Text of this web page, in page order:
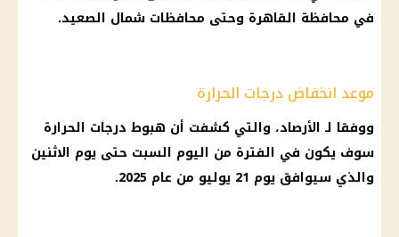
في محافظة القاهرة وحتى محافظات شمال الصعيد.
موعد انخفاض درجات الحرارة
ووفقا لـ الأرصاد، والتي كشفت أن هبوط درجات الحرارة
سوف يكون في الفترة من اليوم السبت حتى يوم الاثنين
والذي سيوافق يوم 21 يوليو من عام 2025.